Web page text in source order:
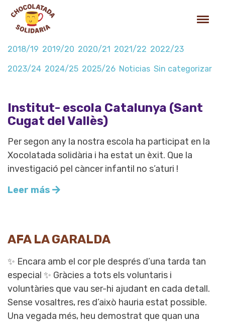
2018/19 2019/20 2020/21 2021/22 2022/23
2023/24 2024/25 2025/26 Noticias Sin categorizar
Institut- escola Catalunya (Sant
Cugat del Vallès)
Per segon any la nostra escola ha participat en la
Xocolatada solidària i ha estat un èxit. Que la
investigació pel càncer infantil no s’aturi !
Leer más
AFA LA GARALDA
✨ Encara amb el cor ple després d’una tarda tan
especial ✨ Gràcies a tots els voluntaris i
voluntàries que vau ser-hi ajudant en cada detall.
Sense vosaltres, res d’això hauria estat possible.
Una vegada més, heu demostrat que quan una